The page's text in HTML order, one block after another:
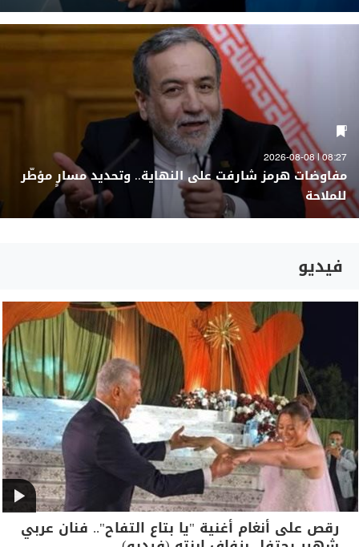
08:27 | 2026-08-08
مفاوضات هرمز شارفت على النهاية.. وتحديد مسارٍ مؤطّر
للملاحة
فيديو
رقص على أنغام أغنية "يا بتاع التفاح".. فنان عربي